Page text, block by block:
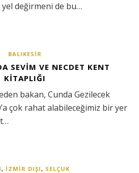
değirmeni de bu…
BALIKESIR
SEVIM VE NECDET KENT
KITAPLIĞI
bakan, Cunda Gezilecek
çok rahat alabileceğimiz bir yer
, İZMIR DIŞI, SELÇUK